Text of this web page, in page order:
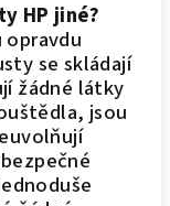
HP jiné?
se skládají
žádné látky
jsou